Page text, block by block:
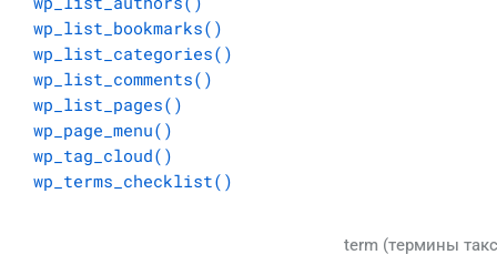
		}
		$links[] = '<a href="' . esc_url( $link ) . '" rel="tag">' . $term->name . '</a>';
	}
	/**
	 * Filters the term links for a given taxonomy.
	 *
wp_list_bookmarks()
wp_list_categories()
wp_list_comments()
wp_list_pages()
wp_page_menu()
wp_tag_cloud()
wp_terms_checklist()
term (термины